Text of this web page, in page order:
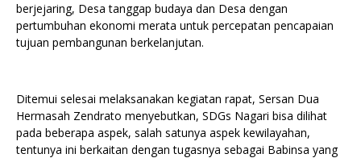
berjejaring, Desa tanggap budaya dan Desa dengan
pertumbuhan ekonomi merata untuk percepatan pencapaian
tujuan pembangunan berkelanjutan.
Ditemui selesai melaksanakan kegiatan rapat, Sersan Dua
Hermasah Zendrato menyebutkan, SDGs Nagari bisa dilihat
pada beberapa aspek, salah satunya aspek kewilayahan,
tentunya ini berkaitan dengan tugasnya sebagai Babinsa yang